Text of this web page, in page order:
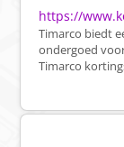
https://
Timarco biedt
ondergoed
Timarco